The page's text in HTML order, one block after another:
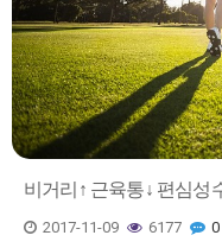
비거리↑ 근육통↓ 편심성
2017-11-09 6177 0